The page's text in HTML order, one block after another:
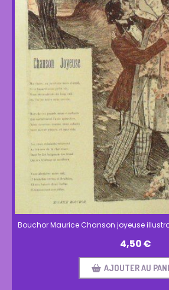
Bouchor Maurice Chanson joyeuse
4,50€
AJOUTER AU